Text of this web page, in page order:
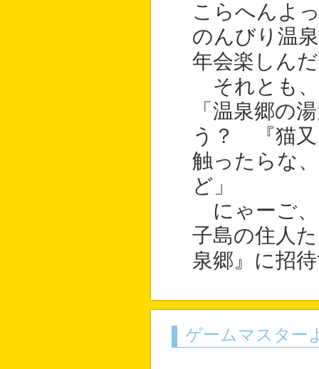
こらへんよ
のんびり温
年会楽しん
それとも、
「温泉郷の
う？ 『猫又
触ったらな
ど」
にゃーご、
子島の住人
泉郷』に招
ゲームマスター